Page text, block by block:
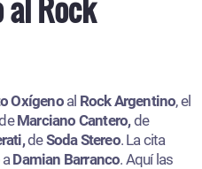
Oxígenoal Rock Argentino, el
Marciano Cantero,de
deSoda Stereo. La cita
aDamian Barranco. Aquí las